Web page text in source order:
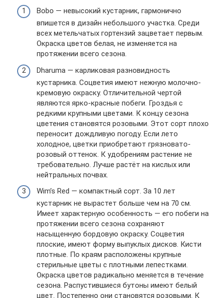
Bobo — невысокий кустарник, гармонично
впишется в дизайн небольшого участка. Среди
всех метельчатых гортензий зацветает первым.
Окраска цветов белая, не изменяется на
протяжении всего сезона.
Dharuma — карликовая разновидность
кустарника. Соцветия имеют нежную молочно-
кремовую окраску. Отличительной чертой
являются ярко-красные побеги. Гроздья с
редкими крупными цветами. К концу сезона
цветения становятся розовыми. Этот сорт плохо
переносит дождливую погоду. Если лето
холодное, цветки приобретают грязновато-
розовый оттенок. К удобрениям растение не
требовательно. Лучше растёт на кислых или
нейтральных почвах.
Wim’s Red — компактный сорт. За 10 лет
кустарник не вырастет больше чем на 70 см.
Имеет характерную особенность — его побеги на
протяжении всего сезона сохраняют
насыщенную бордовую окраску. Соцветия
плоские, имеют форму выпуклых дисков. Кисти
плотные. По краям расположены крупные
стерильные цветы с плотными лепестками.
Окраска цветов радикально меняется в течение
сезона. Распустившиеся бутоны имеют белый
цвет. Постепенно они становятся розовыми. К